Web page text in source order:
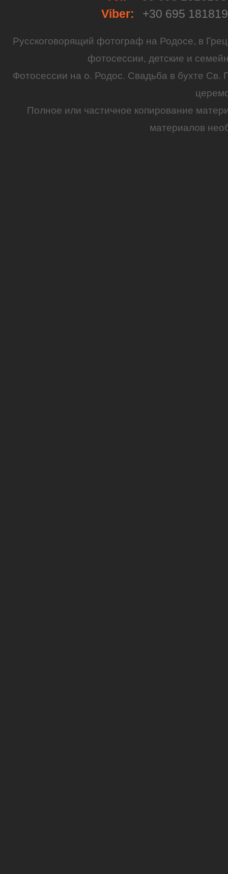
Viber:
+30 695
Русскоговорящий фотограф на Родосе, в
фотосессии, детские и
Фотосессии на о. Родос. Свадьба в бухте Св.
Полное или частичное копирование
материалов